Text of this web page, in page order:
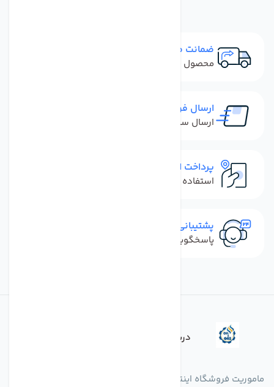
ضمانت مرجوعی
محصول نباید آسیب دیده باشد
ارسال فوری
ارسال سفارش در کمترین زمان ممکن
پرداخت امن
استفاده از روش‌های پرداخت امن
پشتیبانی سریع
پاسخگویی سریع به تماس‌ها و پیام‌ها
درباره فروشگاه
ماموریت فروشگاه اینترنتی اکسین شاپ بدین شرح می باشد.